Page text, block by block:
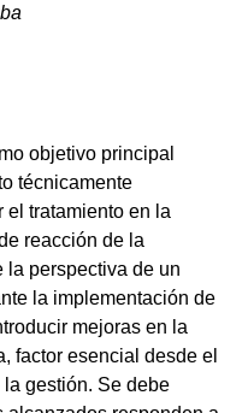
objetivo principal
técnicamente
el tratamiento en la
reacción de la
la perspectiva de un
la implementación de
mejoras en la
factor esencial desde el
gestión. Se debe